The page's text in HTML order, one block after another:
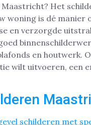
Het
woning is dé manier
en verzorgde
en houtwerk.
wilt uitvoeren, een